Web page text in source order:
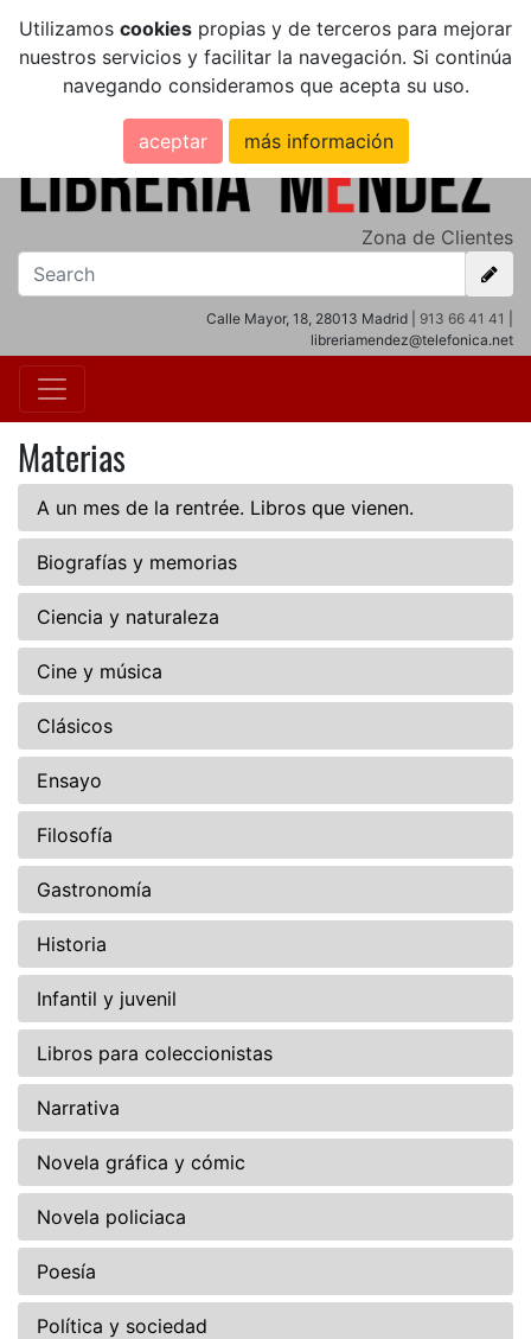
Utilizamos cookies propias y de terceros para mejorar
nuestros servicios y facilitar la navegación. Si continúa
navegando consideramos que acepta su uso.
aceptar más información
Zona de Clientes
Calle Mayor, 18, 28013 Madrid | 913 66 41 41
libreriamendez@telefonica.net
Materias
A un mes de la rentrée. Libros que vienen.
Biografías y memorias
Ciencia y naturaleza
Cine y música
Clásicos
Ensayo
Filosofía
Gastronomía
Historia
Infantil y juvenil
Libros para coleccionistas
Narrativa
Novela gráfica y cómic
Novela policiaca
Poesía
Política y sociedad